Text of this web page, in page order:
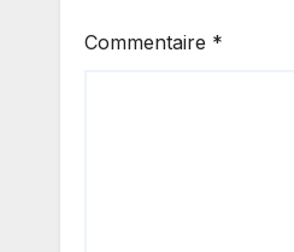
Commentaire *